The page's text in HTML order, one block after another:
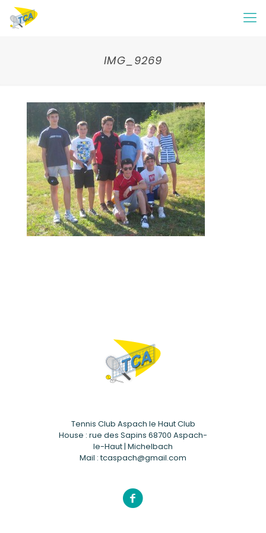
IMG_9269
Tennis Club Aspach le Haut Club
House : rue des Sapins 68700 Aspach-
le-Haut | Michelbach
Mail : tcaspach@gmail.com